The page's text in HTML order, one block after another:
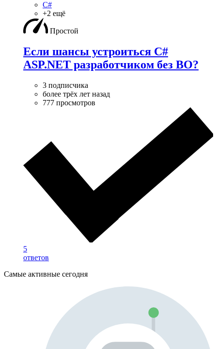
C#
+2 ещё
Простой
Если шансы устроиться C#
ASP.NET разработчиком без ВО?
3 подписчика
более трёх лет назад
777 просмотров
5
ответов
Самые активные сегодня